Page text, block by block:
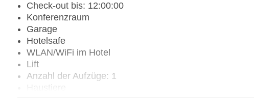
Check-out bis: 12:00:00
Konferenzraum
Garage
Hotelsafe
WLAN/WiFi im Hotel
Lift
Anzahl der Aufzüge: 1